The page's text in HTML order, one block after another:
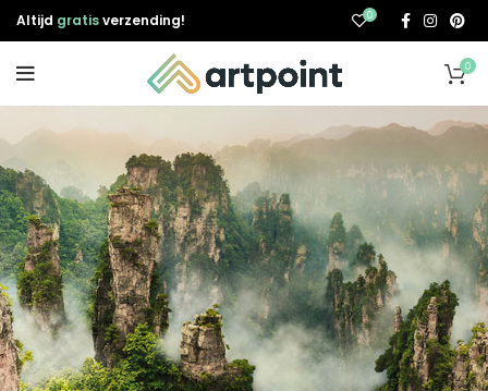
Altijd gratisverzending! 0
0